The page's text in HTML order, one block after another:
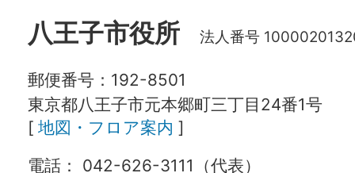
八王子市役所 法人番号
郵便番号：192-8501
東京都八王子市元本郷町三丁目24番1号
[ 地図・フロア案内 ]
電話： 042-626-3111（代表）